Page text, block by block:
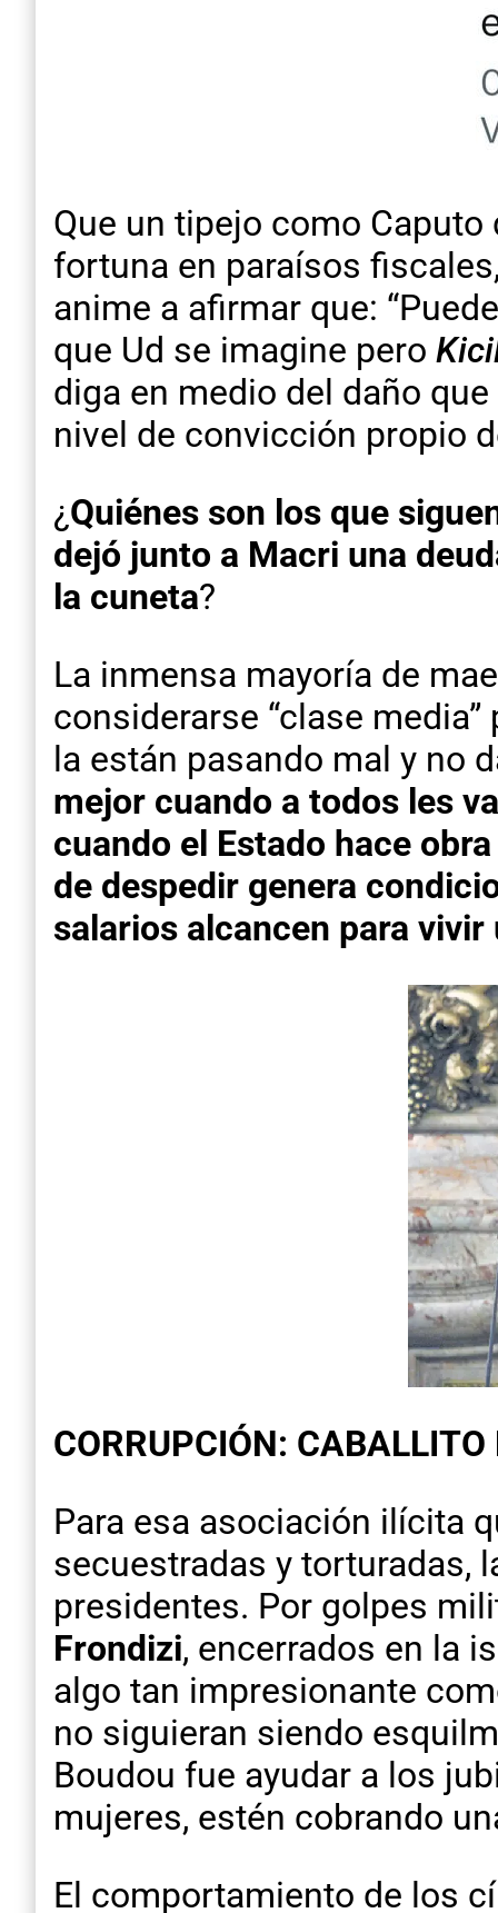
Que un tipejo como
fortuna en paraísos
anime a afirmar que:
que Ud se imagine pero
diga en medio del daño
nivel de convicción propio
¿Quiénes son los que
dejó junto a Macri una
la cuneta?
La inmensa mayoría de
considerarse “clase
la están pasando mal y no
mejor cuando a todos les
cuando el Estado hace
de despedir genera
salarios alcancen para
CORRUPCIÓN:
Para esa asociación ilícita
secuestradas y torturadas,
presidentes. Por golpes
Frondizi, encerrados en la
algo tan impresionante
no siguieran siendo
Boudou fue ayudar a los
mujeres, estén cobrando
El comportamiento de los